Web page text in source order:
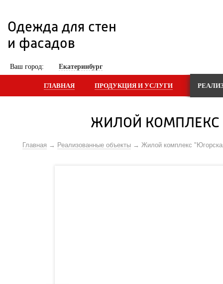
Одежда для стен
и фасадов
Ваш город: Екатеринбург
ГЛАВНАЯ ПРОДУКЦИЯ И УСЛУГИ
ЖИЛОЙ КОМПЛЕКС
Главная Реализованные объекты Жилой комплекс